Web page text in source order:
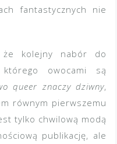
fantastycznych nie
że kolejny nabór do
owocami są
queer znaczy dziwny,
równym pierwszemu
tylko chwilową modą
publikację, ale